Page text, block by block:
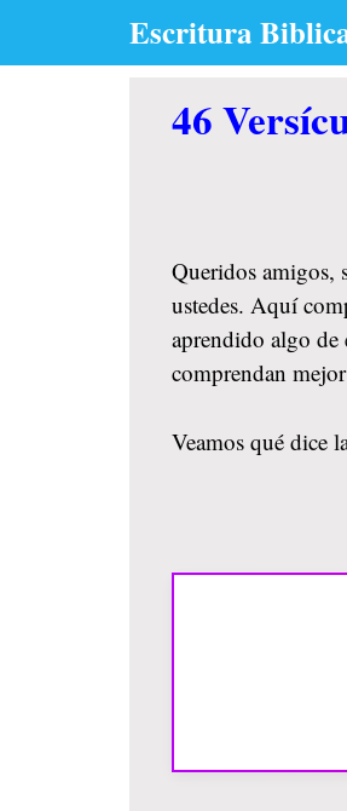
Escritura
46
Queridos amigos,
ustedes. Aquí
aprendido algo de
comprendan
Veamos qué dice